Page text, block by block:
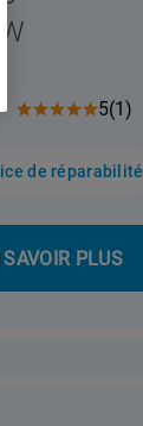
5(1)
de réparabilité
SAVOIR PLUS